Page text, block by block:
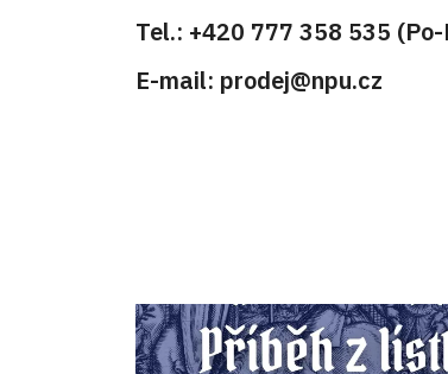
Tel.: +420 777 358 535
E-mail: prodej@npu.cz